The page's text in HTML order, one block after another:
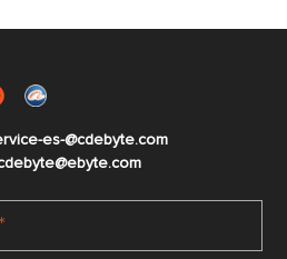
es-@cdebyte.com